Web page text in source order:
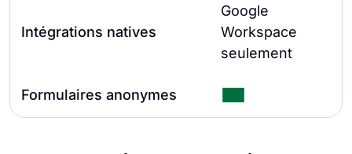
Intégrations natives
Google
Workspace
seulement
Formulaires anonymes